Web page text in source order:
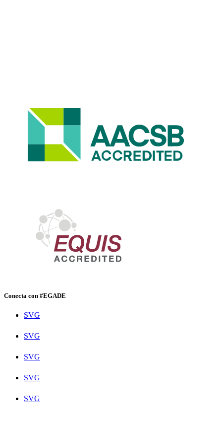
Conecta con #EGADE
SVG
SVG
SVG
SVG
SVG